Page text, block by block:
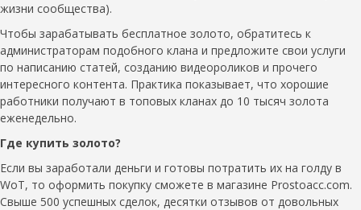
жизни сообщества).
Чтобы зарабатывать бесплатное золото, обратитесь к
администраторам подобного клана и предложите свои услуги
по написанию статей, созданию видеороликов и прочего
интересного контента. Практика показывает, что хорошие
работники получают в топовых кланах до 10 тысяч золота
еженедельно.
Где купить золото?
Если вы заработали деньги и готовы потратить их на голду в
WoT, то оформить покупку сможете в магазине Prostoacc.com.
Свыше 500 успешных сделок, десятки отзывов от довольных